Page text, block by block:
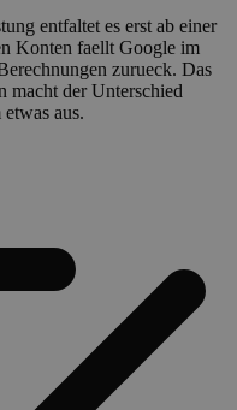
entfaltet es erst ab einer
Konten faellt Google im
zurueck. Das
macht der Unterschied
aus.